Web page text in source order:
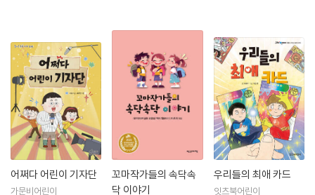
어쩌다 어린이 기자단
가문비어린이
꼬마작가들의 속닥속
닥 이야기
우리들의 최애 카드
잇츠북어린이